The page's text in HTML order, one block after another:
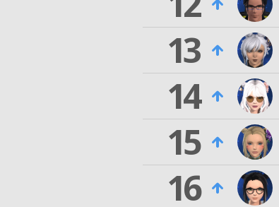
13
14
15
16